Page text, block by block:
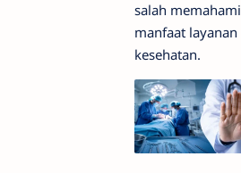
salah memahami
manfaat layanan
kesehatan.